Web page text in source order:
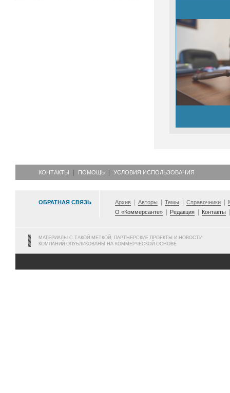
КОНТАКТЫ ПОМОЩЬ УСЛОВИЯ ИСПОЛЬЗОВАНИЯ
ОБРАТНАЯ СВЯЗЬ Архив Авторы Темы Справочники
О «Коммерсанте»
Редакция Контакты
МАТЕРИАЛЫ С ТАКОЙ МЕТКОЙ, ПАРТНЕРСКИЕ ПРОЕКТЫ И НОВОСТИ
КОМПАНИЙ ОПУБЛИКОВАНЫ НА КОММЕРЧЕСКОЙ ОСНОВЕ